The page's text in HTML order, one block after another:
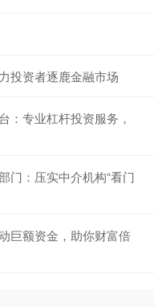
投资者逐鹿金融市场
：专业杠杆投资服务，
门：压实中介机构“看门
巨额资金，助你财富倍